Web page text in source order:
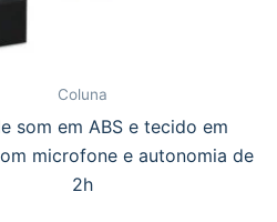
Coluna
som em ABS e tecido em
microfone e autonomia de
2h